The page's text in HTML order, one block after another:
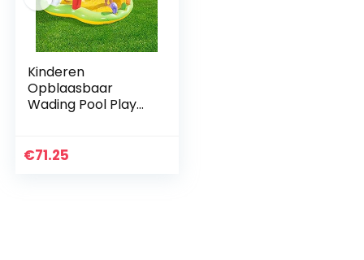
Kinderen
Opblaasbaar
Wading Pool Play
Zwembad Kiddie
€71.25